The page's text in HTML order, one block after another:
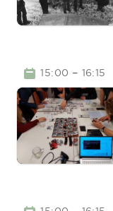
TIME15:00 – 16:15